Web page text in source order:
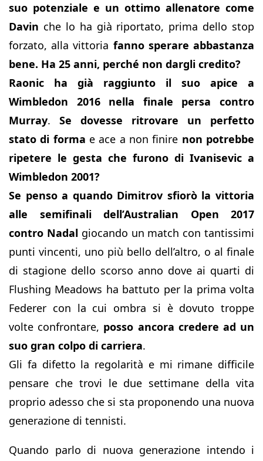
suo potenziale e un ottimo allenatore come
Davin che lo ha già riportato, prima dello stop
forzato, alla vittoria fanno sperare abbastanza
bene. Ha 25 anni, perché non dargli credito?
Raonic ha già raggiunto il suo apice a
Wimbledon 2016 nella finale persa contro
Murray. Se dovesse ritrovare un perfetto
stato di forma e ace a non finire non potrebbe
ripetere le gesta che furono di Ivanisevic a
Wimbledon 2001?
Se penso a quando Dimitrov sfiorò la vittoria
alle semifinali dell’Australian Open 2017
contro Nadalgiocando un match con tantissimi
punti vincenti, uno più bello dell’altro, o al finale
di stagione dello scorso anno dove ai quarti di
Flushing Meadows ha battuto per la prima volta
Federer con la cui ombra si è dovuto troppe
volte confrontare, posso ancora credere ad un
suo gran colpo di carriera.
Gli fa difetto la regolarità e mi rimane difficile
pensare che trovi le due settimane della vita
proprio adesso che si sta proponendo una nuova
generazione di tennisti.
Quando parlo di nuova generazione intendo i